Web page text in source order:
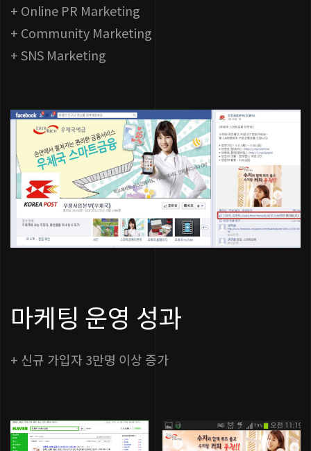
+ Online PR Marketing
+ Community Marketing
+ SNS Marketing
마케팅 운영 성과
+ 신규 가입자 3만명 이상 증가